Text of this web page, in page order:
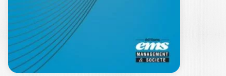
Ouvrage labellisé FNEGE (2023),
catégorie "Ouvrage de Recherche
Collectif" Cet ouvrage…
37,00€